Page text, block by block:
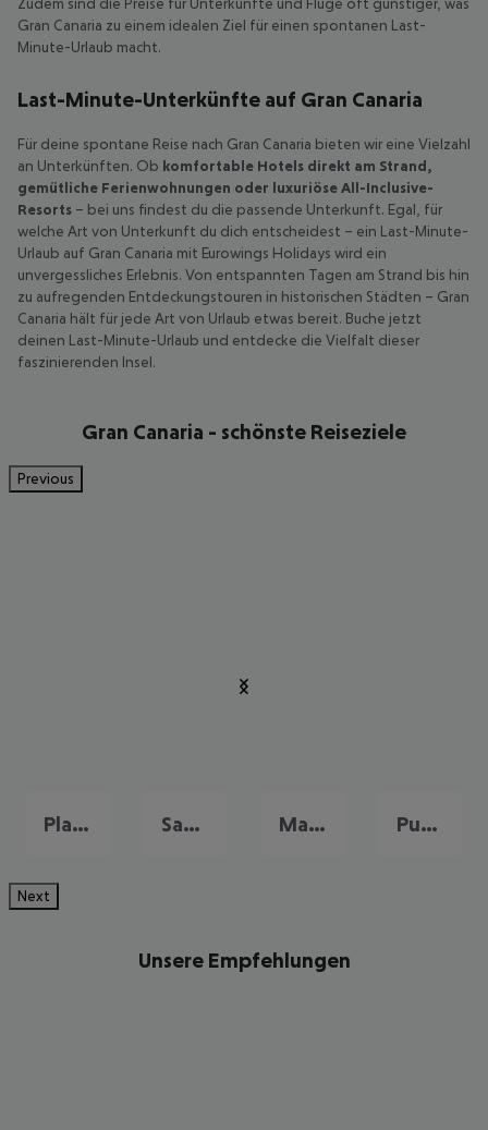
Gran Canaria zu einem idealen Ziel für einen spontanen Last-
Minute-Urlaub macht.
Last-Minute-Unterkünfte auf Gran Canaria
Für deine spontane Reise nach Gran Canaria bieten wir eine Vielzahl
an Unterkünften. Ob komfortable Hotels direkt am Strand,
gemütliche Ferienwohnungen oder luxuriöse All-Inclusive-
Resorts – bei uns findest du die passende Unterkunft. Egal, für
welche Art von Unterkunft du dich entscheidest – ein Last-Minute-
Urlaub auf Gran Canaria mit Eurowings Holidays wird ein
unvergessliches Erlebnis. Von entspannten Tagen am Strand bis hin
zu aufregenden Entdeckungstouren in historischen Städten – Gran
Canaria hält für jede Art von Urlaub etwas bereit. Buche jetzt
deinen Last-Minute-Urlaub und entdecke die Vielfalt dieser
faszinierenden Insel.
Gran Canaria - schönste Reiseziele
Previous
Playa del Ingles San Agustin Maspalomas Puerto Rico
Next
Unsere Empfehlungen